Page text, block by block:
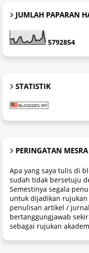
JUMLAH PAPARAN
5792854
STATISTIK
PERINGATAN MESRA
Apa yang saya tulis di
sudah tidak bersetuju
Semestinya segala
untuk dijadikan
penulisan artikel /
bertanggungjawab
sebagai rujukan